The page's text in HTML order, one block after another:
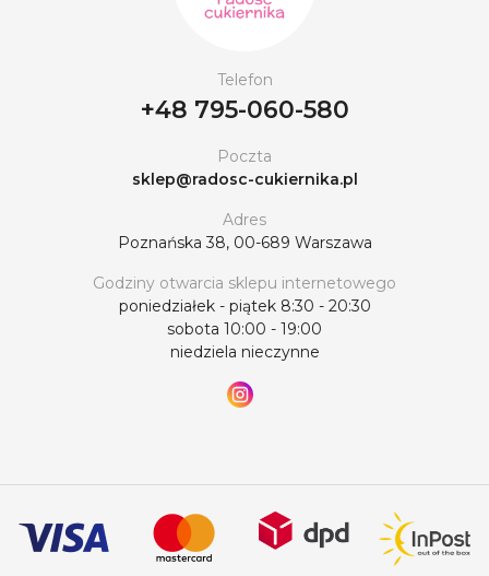
Telefon
+48 795-060-580
Poczta
sklep@radosc-cukiernika.pl
Adres
Poznańska 38, 00-689 Warszawa
Godziny otwarcia sklepu internetowego
poniedziałek - piątek 8:30 - 20:30
sobota 10:00 - 19:00
niedziela nieczynne